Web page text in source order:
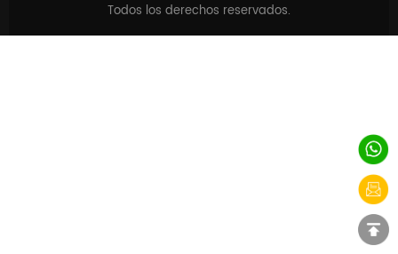
Todos los derechos reservados.